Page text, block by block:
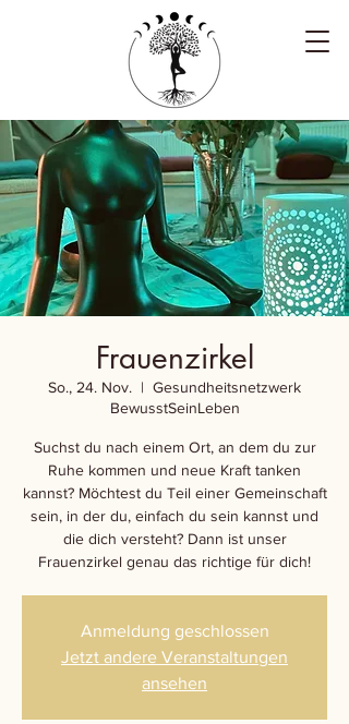
Frauenzirkel
So., 24. Nov.
  |
Gesundheitsnetzwerk
BewusstSeinLeben
Suchst du nach einem Ort, an dem du zur
Ruhe kommen und neue Kraft tanken
kannst? Möchtest du Teil einer Gemeinschaft
sein, in der du, einfach du sein kannst und
die dich versteht? Dann ist unser
Frauenzirkel genau das richtige für dich!
Anmeldung geschlossen
Jetzt andere Veranstaltungen
ansehen